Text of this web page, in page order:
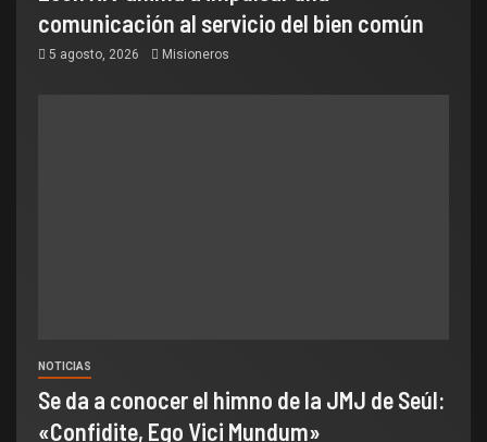
comunicación al servicio del bien común
5 agosto, 2026 Misioneros
NOTICIAS
Se da a conocer el himno de la JMJ de Seúl:
«Confidite, Ego Vici Mundum»